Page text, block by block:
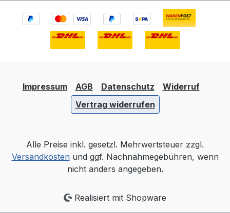
Impressum AGB Datenschutz
Widerruf
Vertrag widerrufen
Alle Preise inkl. gesetzl. Mehrwertsteuer zzgl.
Versandkostenund ggf. Nachnahmegebühren, wenn
nicht anders angegeben.
Realisiert mit Shopware